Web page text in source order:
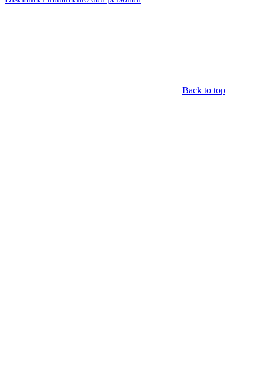
Back to top